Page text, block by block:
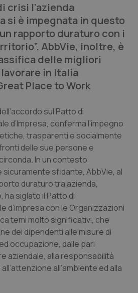
crisi l’azienda
si è impegnata in questo
rapporto duraturo con i
AbbVie, inoltre, è
delle migliori
in Italia
Place to Work
sul Patto di
d’Impresa, conferma l’impegno
trasparenti e socialmente
delle sue persone e
In un contesto
sfidante, AbbVie, al
duraturo tra azienda,
siglato il Patto di
d’impresa con le Organizzazioni
temi molto significativi, che
dei dipendenti alle misure di
occupazione, dalle pari
aziendale, alla responsabilità
all’ambiente ed alla